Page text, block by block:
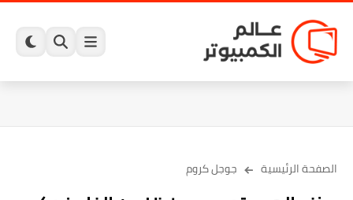
الصفحة الرئيسية جوجل كروم